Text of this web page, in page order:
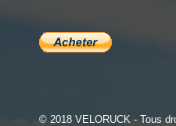
© 2018 VELORUCK - Tous